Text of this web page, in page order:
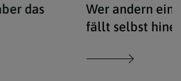
das
Wer andern
fällt selbst